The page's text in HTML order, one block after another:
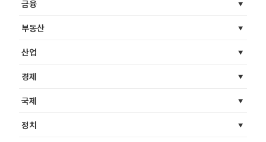
금융
부동산
산업
경제
국제
정치